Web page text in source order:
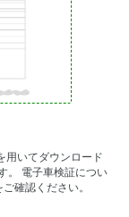
用いてダウンロード
。 電子車検証につい
確認ください。